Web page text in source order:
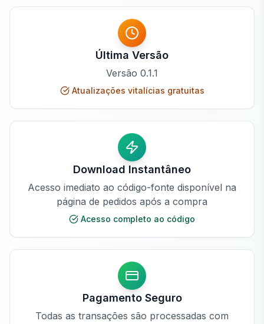
Última Versão
Versão 0.1.1
Atualizações vitalícias gratuitas
Download Instantâneo
Acesso imediato ao código-fonte disponível na
página de pedidos após a compra
Acesso completo ao código
Pagamento Seguro
Todas as transações são processadas com